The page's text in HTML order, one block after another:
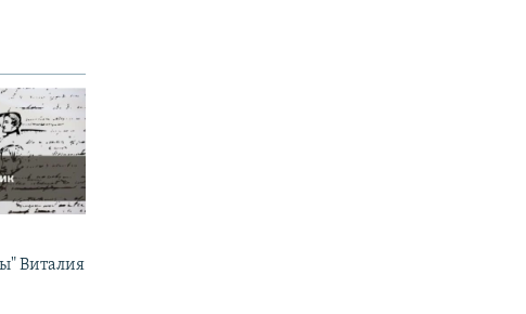
Виталия